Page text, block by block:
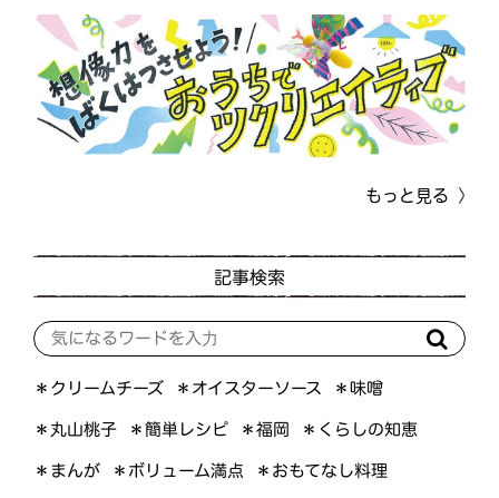
もっと見る
記事検索
＊クリームチーズ ＊オイスターソース ＊味噌
＊丸山桃子 ＊簡単レシピ ＊福岡 ＊くらしの知恵
＊まんが ＊ボリューム満点 ＊おもてなし料理